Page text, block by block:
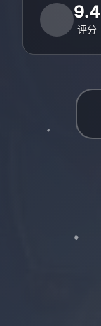
9.4
评分